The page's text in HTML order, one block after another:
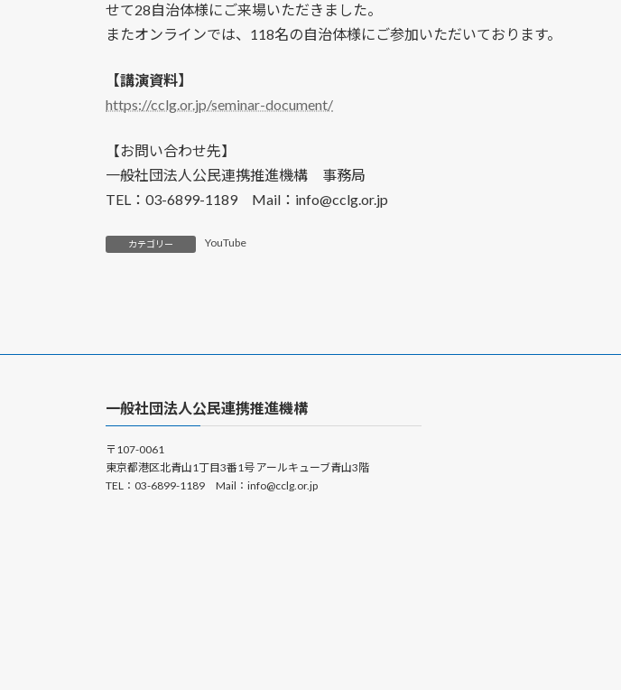
せて28自治体様にご来場いただきました。
またオンラインでは、118名の自治体様にご参加いただいております。
【講演資料】
https://cclg.or.jp/seminar-document/
【お問い合わせ先】
一般社団法人公民連携推進機構 事務局
TEL：03-6899-1189 Mail：info@cclg.or.jp
カテゴリー YouTube
一般社団法人公民連携推進機構
〒107-0061
東京都港区北青山1丁目3番1号 アールキューブ青山3階
TEL：03-6899-1189 Mail：info@cclg.or.jp